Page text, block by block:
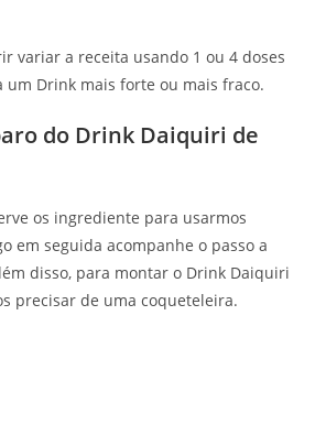
variar a receita usando 1 ou 4 doses
um Drink mais forte ou mais fraco.
do Drink Daiquiri de
os ingrediente para usarmos
em seguida acompanhe o passo a
disso, para montar o Drink Daiquiri
precisar de uma coqueteleira.